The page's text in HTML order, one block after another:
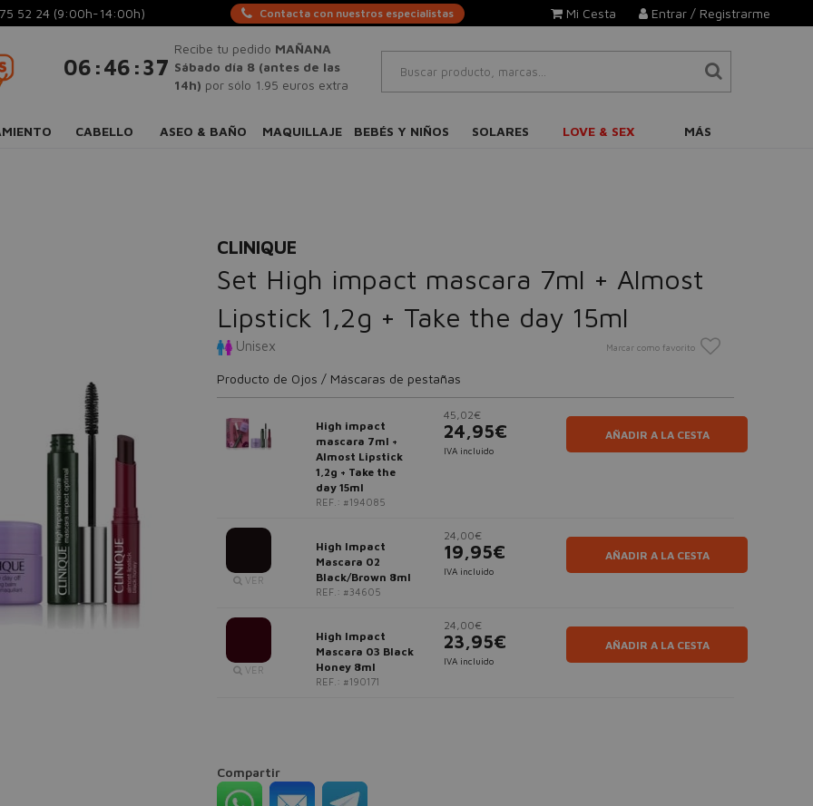
52 24 (9:00h-14:00h) Contacta con nuestros especialistas Entrar / Registrarme
Mi Cesta
06 :46 :37
Recibe tu pedido MAÑANA
Sábado día 8 (antes de las
14h) por sólo 1.95 euros extra
CABELLO ASEO & BAÑO MAQUILLAJE BEBÉS Y NIÑOS SOLARES LOVE & SEX MÁS
CLINIQUE
Set High impact mascara 7ml + Almost
Lipstick 1,2g + Take the day 15ml
Unisex Marcar como favorito
Producto de Ojos / Máscaras de pestañas
High impact
mascara 7ml +
Almost Lipstick
1,2g + Take the
day 15ml
REF.: #194085
45,02€
24,95€
IVA incluido
AÑADIR A LA CESTA
VER
High Impact
Mascara 02
Black/Brown 8ml
REF.: #34605
24,00€
19,95€
IVA incluido
AÑADIR A LA CESTA
VER
High Impact
Mascara 03 Black
Honey 8ml
REF.: #190171
24,00€
23,95€
IVA incluido
AÑADIR A LA CESTA
Compartir